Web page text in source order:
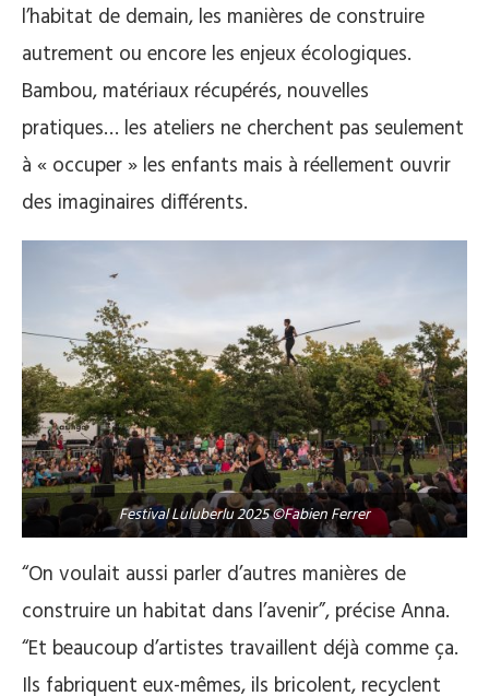
l’habitat de demain, les manières de construire
autrement ou encore les enjeux écologiques.
Bambou, matériaux récupérés, nouvelles
pratiques… les ateliers ne cherchent pas seulement
à « occuper » les enfants mais à réellement ouvrir
des imaginaires différents.
Festival Luluberlu 2025 ©Fabien Ferrer
“On voulait aussi parler d’autres manières de
construire un habitat dans l’avenir”, précise Anna.
“Et beaucoup d’artistes travaillent déjà comme ça.
Ils fabriquent eux-mêmes, ils bricolent, recyclent